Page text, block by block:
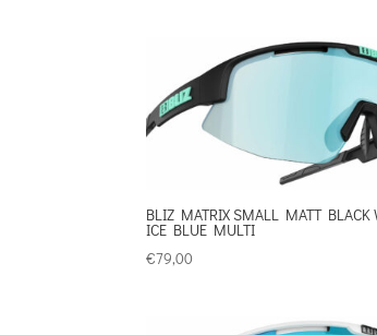
BLIZ MATRIX SMALL MATT BLACK
ICE BLUE MULTI
€79,00